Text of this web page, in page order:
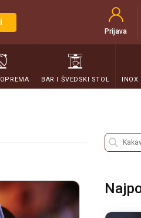
Prijava
BAR I ŠVEDSKI STOL INOX